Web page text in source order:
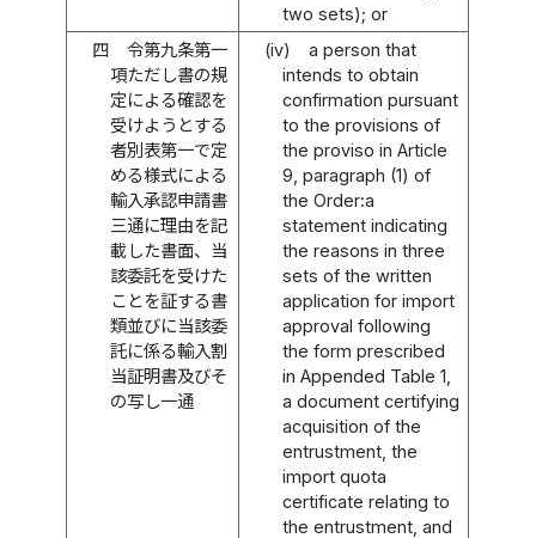
two sets); or
四
令第九条第一
項ただし書の規
定による確認を
受けようとする
者別表第一で定
める様式による
輸入承認申請書
三通に理由を記
載した書面、当
該委託を受けた
ことを証する書
類並びに当該委
託に係る輸入割
当証明書及びそ
の写し一通
(iv)
a person that
intends to obtain
confirmation pursuant
to the provisions of
the proviso in Article
9, paragraph (1) of
the Order:a
statement indicating
the reasons in three
sets of the written
application for import
approval following
the form prescribed
in Appended Table 1,
a document certifying
acquisition of the
entrustment, the
import quota
certificate relating to
the entrustment, and